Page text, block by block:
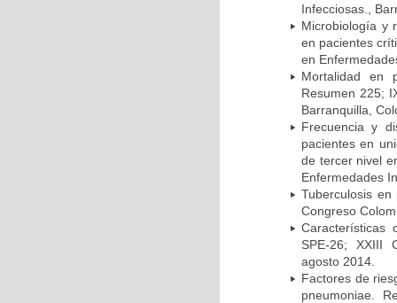
Infecciosas.,
Microbiología y
en pacientes
en
Mortalidad en
Resumen 225;
Barranquilla,
Frecuencia y
pacientes en
de tercer nivel
Enfermedades
Tuberculosis
Congreso
Características
SPE-26; XXIII
agosto 2014.
Factores de
pneumoniae.